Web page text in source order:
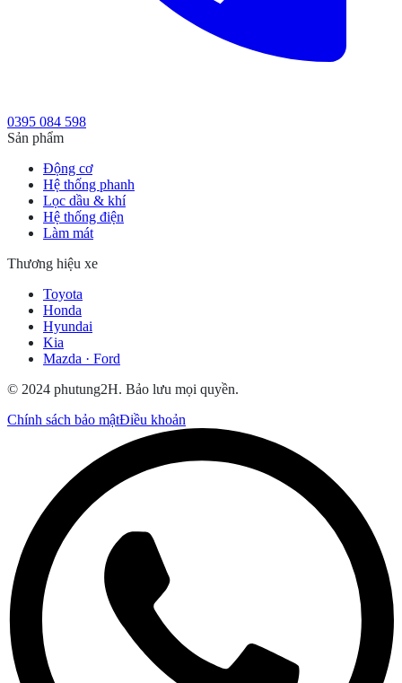
0395 084 598
Sản phẩm
Động cơ
Hệ thống phanh
Lọc dầu & khí
Hệ thống điện
Làm mát
Thương hiệu xe
Toyota
Honda
Hyundai
Kia
Mazda · Ford
© 2024 phutung2H. Bảo lưu mọi quyền.
Chính sách bảo mậtĐiều khoản